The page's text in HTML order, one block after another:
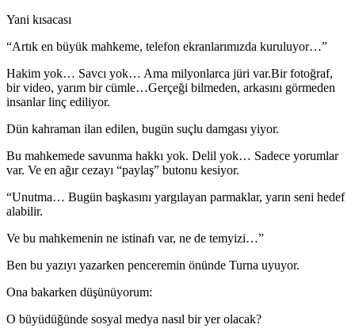
Yani kısacası
“Artık en büyük mahkeme, telefon ekranlarımızda kuruluyor…”
Hakim yok… Savcı yok… Ama milyonlarca jüri var.Bir fotoğraf,
bir video, yarım bir cümle…Gerçeği bilmeden, arkasını görmeden
insanlar linç ediliyor.
Dün kahraman ilan edilen, bugün suçlu damgası yiyor.
Bu mahkemede savunma hakkı yok. Delil yok… Sadece yorumlar
var. Ve en ağır cezayı “paylaş” butonu kesiyor.
“Unutma… Bugün başkasını yargılayan parmaklar, yarın seni hedef
alabilir.
Ve bu mahkemenin ne istinafı var, ne de temyizi…”
Ben bu yazıyı yazarken penceremin önünde Turna uyuyor.
Ona bakarken düşünüyorum:
O büyüdüğünde sosyal medya nasıl bir yer olacak?